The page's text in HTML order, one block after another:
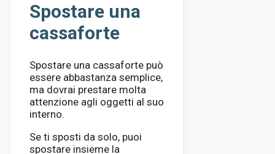
Spostare una
cassaforte
Spostare una cassaforte può
essere abbastanza semplice,
ma dovrai prestare molta
attenzione agli oggetti al suo
interno.
Se ti sposti da solo, puoi
spostare insieme la